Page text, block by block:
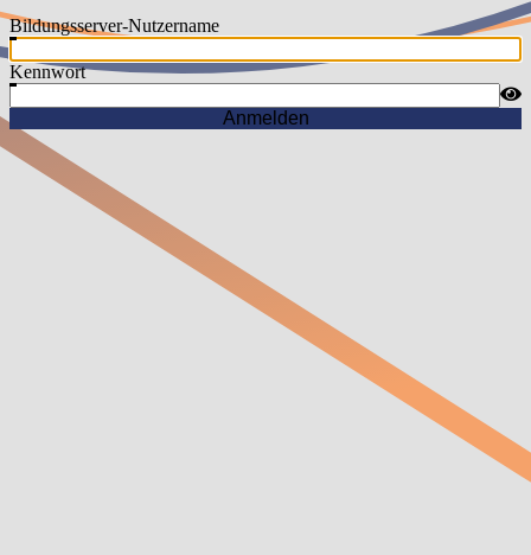
Bildungsserver-Nutzername
Kennwort
Anmelden